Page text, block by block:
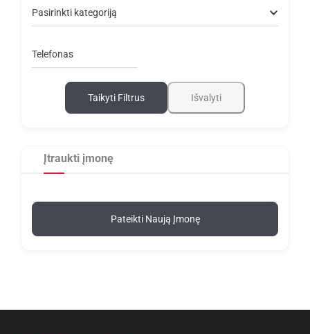
Pasirinkti kategoriją
Telefonas
Taikyti Filtrus Išvalyti
Įtraukti įmonę
Pateikti Naują Įmonę